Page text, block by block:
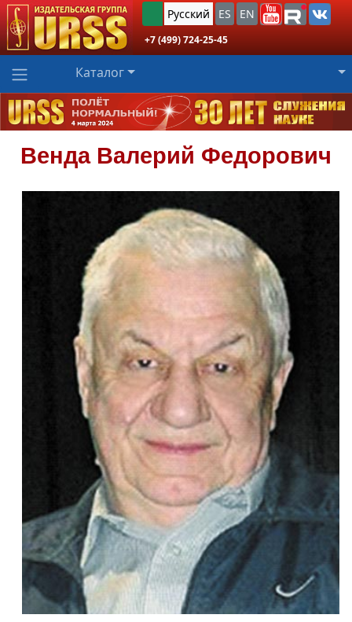
Русский ES EN
+7 (499) 724-25-45
Каталог
Венда Валерий Федорович